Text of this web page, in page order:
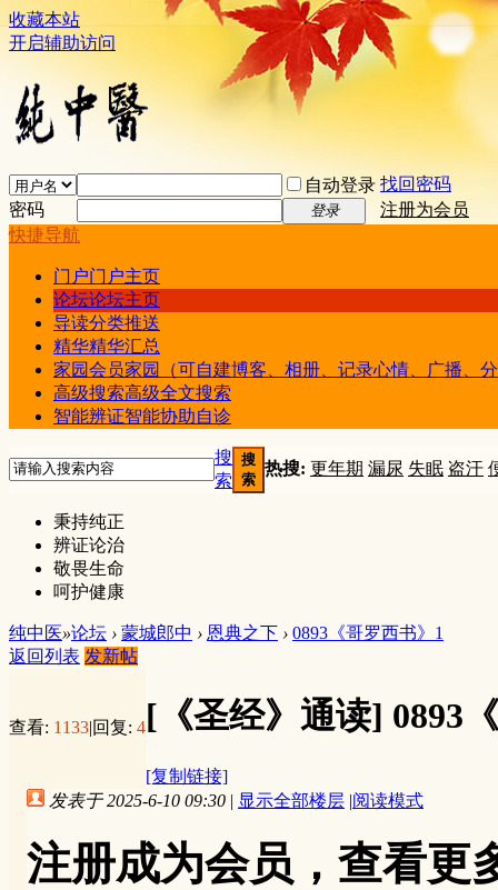
收藏本站
开启辅助访问
自动登录 找回密码
密码
登录
注册为会员
快捷导航
门户门户主页
论坛论坛主页
导读分类推送
精华精华汇总
家园会员家园（可自建博客、相册、记录心情、广播、
高级搜索高级全文搜索
智能辨证智能协助自诊
搜
索
搜
索
热搜: 更年期 漏尿 失眠 盗汗
秉持纯正
辨证论治
敬畏生命
呵护健康
纯中医»论坛 › 蒙城郎中 › 恩典之下 › 0893《哥罗西书》1
返回列表 发新帖
查看: 1133|回复: 4[《圣经》通读] 0893
[复制链接]
发表于 2025-6-10 09:30 | 显示全部楼层 |阅读模式
注册成为会员，查看更